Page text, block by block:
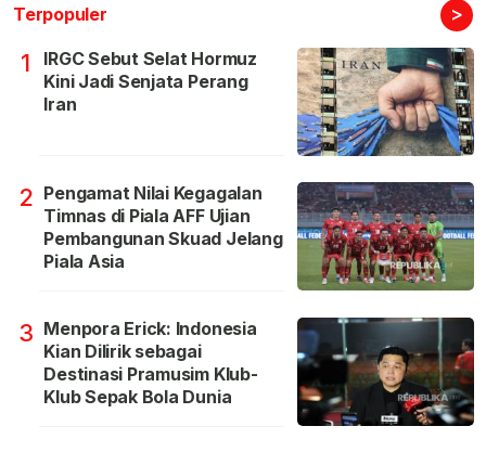
Terpopuler >
1
IRGC Sebut Selat Hormuz
Kini Jadi Senjata Perang
Iran
2 Pengamat Nilai Kegagalan
Timnas di Piala AFF Ujian
Pembangunan Skuad Jelang
Piala Asia
3 Menpora Erick: Indonesia
Kian Dilirik sebagai
Destinasi Pramusim Klub-
Klub Sepak Bola Dunia